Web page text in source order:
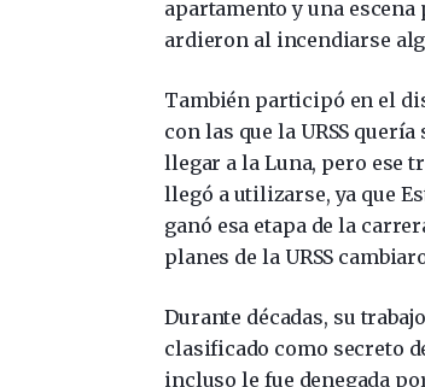
apartamento y una escena
ardieron al incendiarse
También participó en el
con las que la URSS
llegar a la Luna, pero ese
llegó a utilizarse, ya que
ganó esa etapa de la
planes de la URSS
Durante décadas, su
clasificado como secreto
incluso le fue denegada